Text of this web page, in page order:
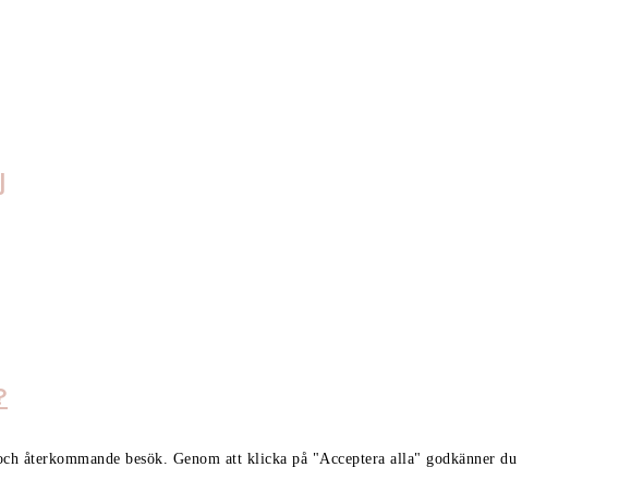
återkommande besök. Genom att klicka på "Acceptera alla" godkänner du